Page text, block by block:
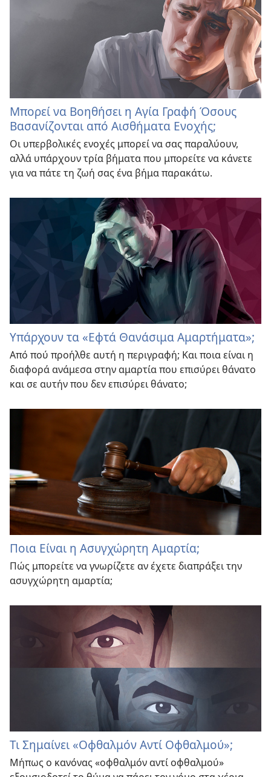
Μπορεί να Βοηθήσει η Αγία Γραφή Όσους
Βασανίζονται από Αισθήματα Ενοχής;
Οι υπερβολικές ενοχές μπορεί να σας παραλύουν,
αλλά υπάρχουν τρία βήματα που μπορείτε να κάνετε
για να πάτε τη ζωή σας ένα βήμα παρακάτω.
Υπάρχουν τα «Εφτά Θανάσιμα Αμαρτήματα»;
Από πού προήλθε αυτή η περιγραφή; Και ποια είναι η
διαφορά ανάμεσα στην αμαρτία που επισύρει θάνατο
και σε αυτήν που δεν επισύρει θάνατο;
Ποια Είναι η Ασυγχώρητη Αμαρτία;
Πώς μπορείτε να γνωρίζετε αν έχετε διαπράξει την
ασυγχώρητη αμαρτία;
Τι Σημαίνει «Οφθαλμόν Αντί Οφθαλμού»;
Μήπως ο κανόνας «οφθαλμόν αντί οφθαλμού»